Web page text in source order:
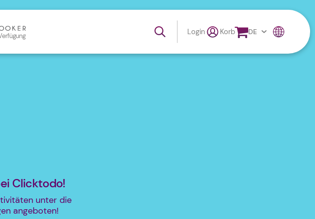
Clicktodo!
unter die
angeboten!
Login Korb DE